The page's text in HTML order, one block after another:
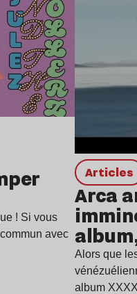
! Si vous
avec
Articles
Arca
Alors que
album